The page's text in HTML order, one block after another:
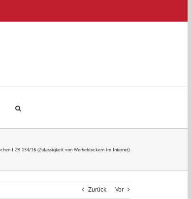
I ZR 154/16 (Zulässigkeit von Werbeblockern im Internet)
Zurück Vor